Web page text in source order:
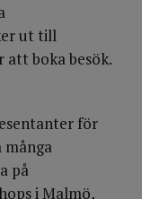
ut till
boka besök.
för
många
på
i Malmö,